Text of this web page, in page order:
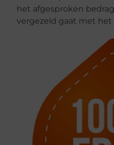
het afgesproken
vergezeld gaat met het